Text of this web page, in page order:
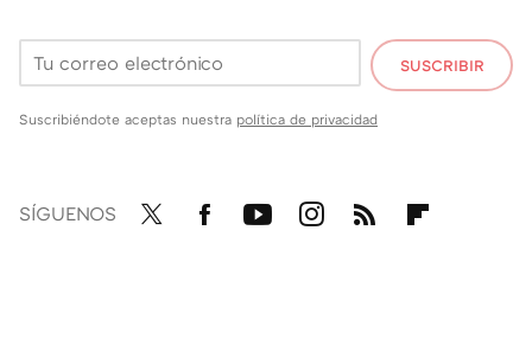
SUSCRIBIR
Suscribiéndote aceptas nuestra política de privacidad
SÍGUENOS